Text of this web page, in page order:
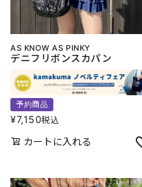
AS KNOW AS PINKY
デニフリボンスカパン
予約商品
¥7,150税込
カートに入れる